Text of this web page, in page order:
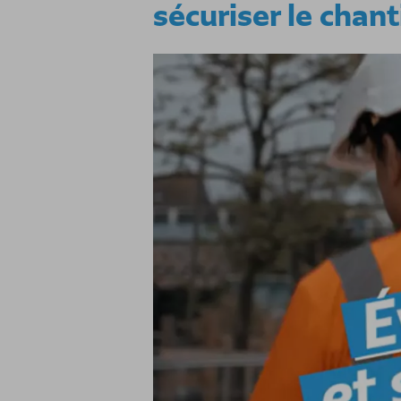
sécuriser le